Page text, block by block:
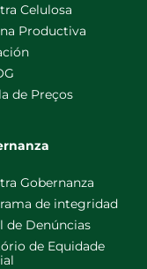
Celulosa
Productiva
de Preços
Gobernanza
de integridad
de Denúncias
de Equidade